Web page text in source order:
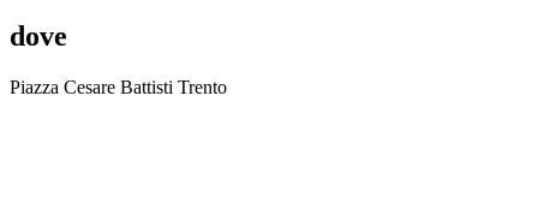
dove
Piazza Cesare Battisti Trento